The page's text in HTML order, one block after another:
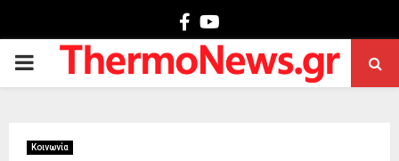
Facebook
PRIMARY
Κοινωνία